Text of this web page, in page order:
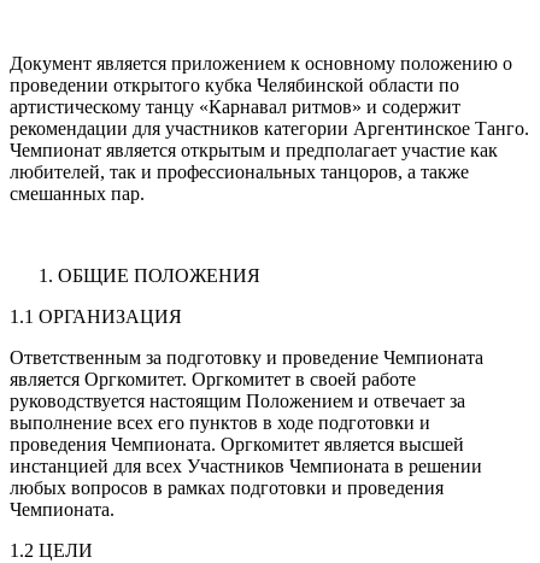
Документ является приложением к основному положению о
проведении открытого кубка Челябинской области по
артистическому танцу «Карнавал ритмов» и содержит
рекомендации для участников категории Аргентинское Танго.
Чемпионат является открытым и предполагает участие как
любителей, так и профессиональных танцоров, а также
смешанных пар.
ОБЩИЕ ПОЛОЖЕНИЯ
1.1 ОРГАНИЗАЦИЯ
Ответственным за подготовку и проведение Чемпионата
является Оргкомитет. Оргкомитет в своей работе
руководствуется настоящим Положением и отвечает за
выполнение всех его пунктов в ходе подготовки и
проведения Чемпионата. Оргкомитет является высшей
инстанцией для всех Участников Чемпионата в решении
любых вопросов в рамках подготовки и проведения
Чемпионата.
1.2 ЦЕЛИ